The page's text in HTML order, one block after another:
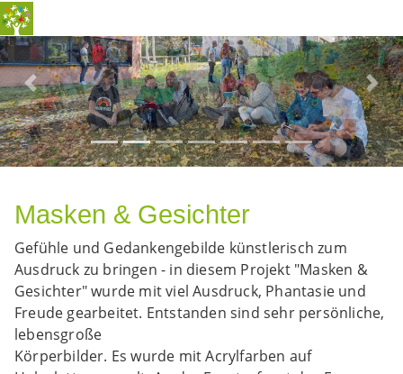
Previous Next
Masken & Gesichter
Gefühle und Gedankengebilde künstlerisch zum
Ausdruck zu bringen - in diesem Projekt "Masken &
Gesichter" wurde mit viel Ausdruck, Phantasie und
Freude gearbeitet. Entstanden sind sehr persönliche,
lebensgroße
Körperbilder. Es wurde mit Acrylfarben auf